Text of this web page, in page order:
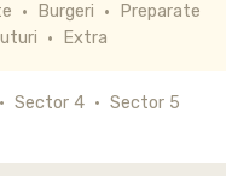
Burgeri
Preparate
Extra
Sector 4
Sector 5